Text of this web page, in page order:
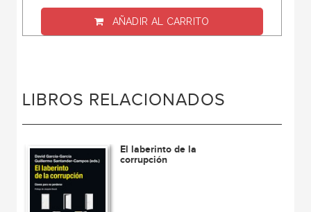
AÑADIR AL CARRITO
LIBROS RELACIONADOS
El laberinto de la
corrupción